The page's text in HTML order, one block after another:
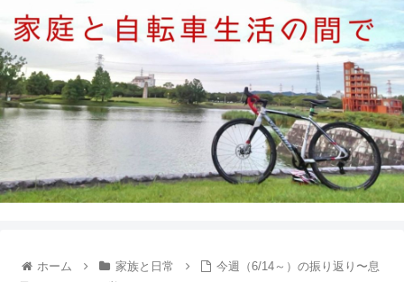
ホーム 家族と日常
今週（6/14～）の振り返り〜息